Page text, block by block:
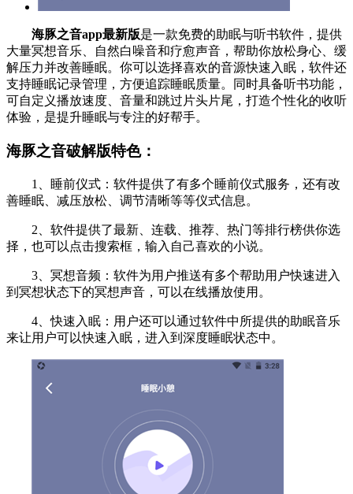
海豚之音app最新版是一款免费的助眠与听书软件，提供
大量冥想音乐、自然白噪音和疗愈声音，帮助你放松身心、缓
解压力并改善睡眠。你可以选择喜欢的音源快速入眠，软件还
支持睡眠记录管理，方便追踪睡眠质量。同时具备听书功能，
可自定义播放速度、音量和跳过片头片尾，打造个性化的收听
体验，是提升睡眠与专注的好帮手。
海豚之音破解版特色：
1、睡前仪式：软件提供了有多个睡前仪式服务，还有改
善睡眠、减压放松、调节清晰等等仪式信息。
2、软件提供了最新、连载、推荐、热门等排行榜供你选
择，也可以点击搜索框，输入自己喜欢的小说。
3、冥想音频：软件为用户推送有多个帮助用户快速进入
到冥想状态下的冥想声音，可以在线播放使用。
4、快速入眠：用户还可以通过软件中所提供的助眠音乐
来让用户可以快速入眠，进入到深度睡眠状态中。